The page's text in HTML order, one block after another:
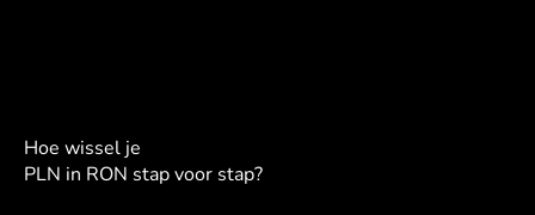
Hoe wissel je
PLN in RON stap voor stap?